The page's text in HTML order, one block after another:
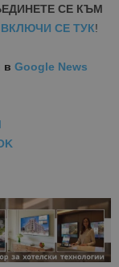
СЕ КЪМ
ВКЛЮЧИ СЕ ТУК!
в Google News